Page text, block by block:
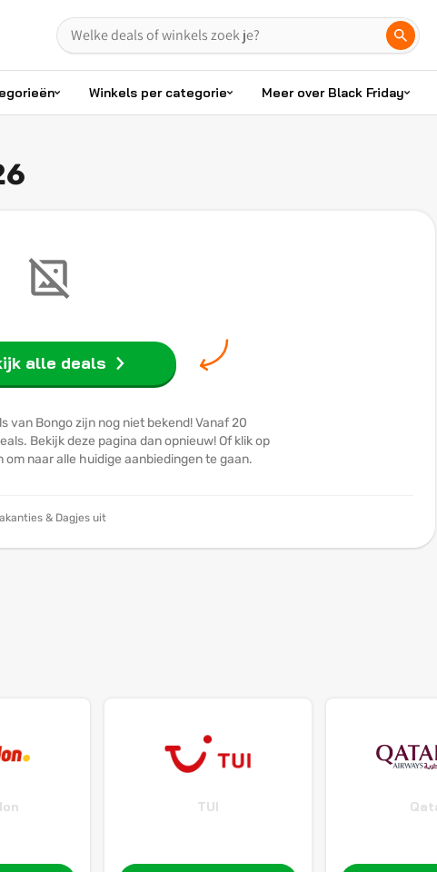
Winkels per categorie Meer over Black Friday
alle deals
van Bongo zijn nog niet bekend! Vanaf 20
Bekijk deze pagina dan opnieuw! Of klik op
om naar alle huidige aanbiedingen te gaan.
& Dagjes uit
TUI